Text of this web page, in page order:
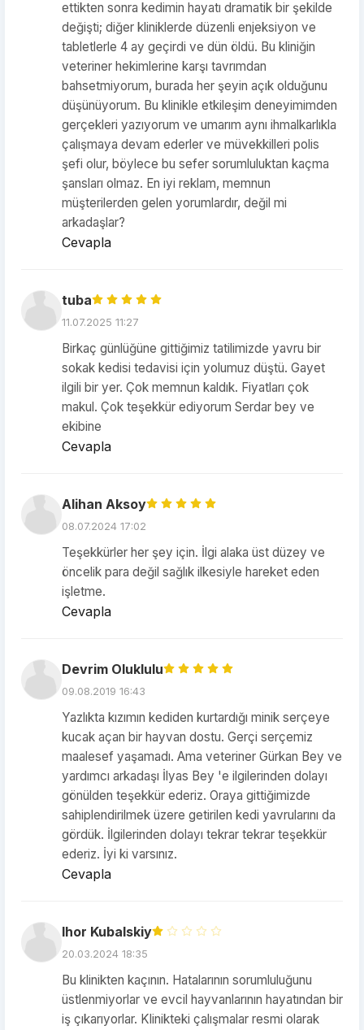
ettikten sonra kedimin hayatı dramatik bir şekilde
değişti; diğer kliniklerde düzenli enjeksiyon ve
tabletlerle 4 ay geçirdi ve dün öldü. Bu kliniğin
veteriner hekimlerine karşı tavrımdan
bahsetmiyorum, burada her şeyin açık olduğunu
düşünüyorum. Bu klinikle etkileşim deneyimimden
gerçekleri yazıyorum ve umarım aynı ihmalkarlıkla
çalışmaya devam ederler ve müvekkilleri polis
şefi olur, böylece bu sefer sorumluluktan kaçma
şansları olmaz. En iyi reklam, memnun
müşterilerden gelen yorumlardır, değil mi
arkadaşlar?
Cevapla
tuba
11.07.2025 11:27
Birkaç günlüğüne gittiğimiz tatilimizde yavru bir
sokak kedisi tedavisi için yolumuz düştü. Gayet
ilgili bir yer. Çok memnun kaldık. Fiyatları çok
makul. Çok teşekkür ediyorum Serdar bey ve
ekibine
Cevapla
Alihan Aksoy
08.07.2024 17:02
Teşekkürler her şey için. İlgi alaka üst düzey ve
öncelik para değil sağlık ilkesiyle hareket eden
işletme.
Cevapla
Devrim Oluklulu
09.08.2019 16:43
Yazlıkta kızımın kediden kurtardığı minik serçeye
kucak açan bir hayvan dostu. Gerçi serçemiz
maalesef yaşamadı. Ama veteriner Gürkan Bey ve
yardımcı arkadaşı İlyas Bey 'e ilgilerinden dolayı
gönülden teşekkür ederiz. Oraya gittiğimizde
sahiplendirilmek üzere getirilen kedi yavrularını da
gördük. İlgilerinden dolayı tekrar tekrar teşekkür
ederiz. İyi ki varsınız.
Cevapla
Ihor Kubalskiy
20.03.2024 18:35
Bu klinikten kaçının. Hatalarının sorumluluğunu
üstlenmiyorlar ve evcil hayvanlarının hayatından bir
iş çıkarıyorlar. Klinikteki çalışmalar resmi olarak